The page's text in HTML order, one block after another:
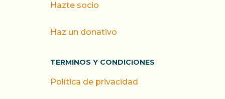
Hazte socio
Haz un donativo
TERMINOS Y CONDICIONES
Política de privacidad